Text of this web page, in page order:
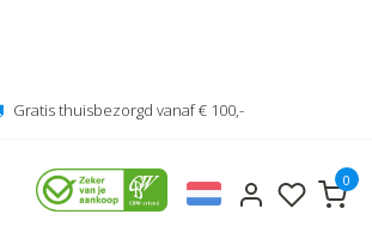
Gratis thuisbezorgd vanaf € 100,-
0